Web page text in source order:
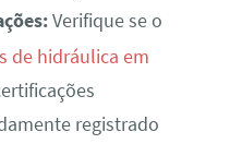
Verifique se o
de hidráulica em
registrado